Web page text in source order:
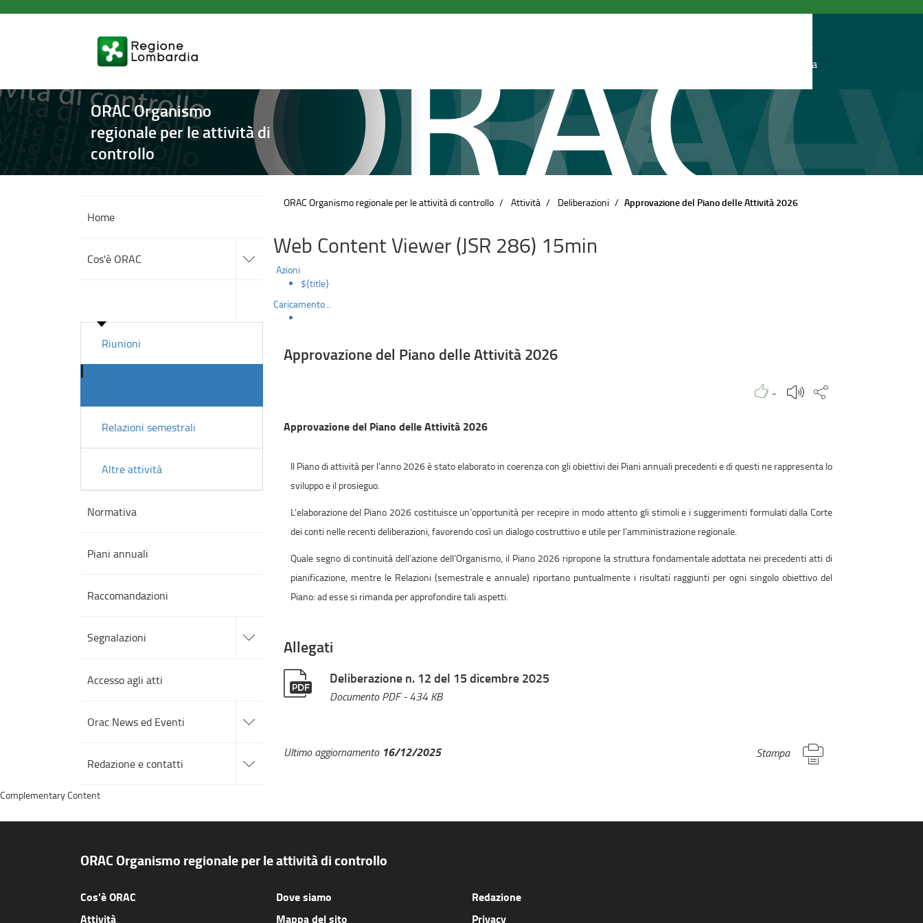
Approvazione
delle
Attività
2026
Cerca
ORAC Organismo
regionale per le attività di
controllo
Home
Cos'è ORAC alle
sotto
Riunioni
Relazioni semestrali
Altre attività
Normativa
Piani annuali
Raccomandazioni
Segnalazioni alle
sotto
Accesso agli atti
Orac News ed Eventi alle
sotto
Redazione e contatti
alle
sotto
ORAC Organismo regionale per le attività di controllo Attività Deliberazioni Approvazione del Piano delle Attività 2026
Web Content Viewer (JSR 286) 15min
Azioni
${title}
Caricamento...
Approvazione del Piano delle Attività 2026
Metti Mi piace a questa pagina
Piace a
- Persone Condividi
Approvazione del Piano delle Attività 2026
Il Piano di attività per l’anno 2026 è stato elaborato in coerenza con gli obiettivi dei Piani annuali precedenti e di questi ne rappresenta lo
sviluppo e il prosieguo.
L’elaborazione del Piano 2026 costituisce un’opportunità per recepire in modo attento gli stimoli e i suggerimenti formulati dalla Corte
dei conti nelle recenti deliberazioni, favorendo così un dialogo costruttivo e utile per l’amministrazione regionale.
Quale segno di continuità dell’azione dell’Organismo, il Piano 2026 ripropone la struttura fondamentale adottata nei precedenti atti di
pianificazione, mentre le Relazioni (semestrale e annuale) riportano puntualmente i risultati raggiunti per ogni singolo obiettivo del
Piano: ad esse si rimanda per approfondire tali aspetti.
Allegati
Deliberazione n. 12 del 15 dicembre 2025
Documento PDF- 434 KB
Ultimo aggiornamento 16/12/2025 Stampa
ORAC Organismo regionale per le attività di controllo
Cos'è ORAC
Attività
Dove siamo
Mappa del sito
Redazione
Privacy
Complementary Content